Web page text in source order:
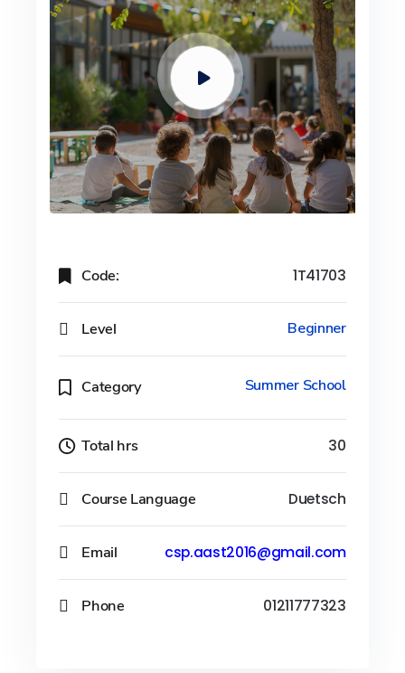
Code: 1T41703
Level Beginner
Category Summer School
Total hrs 30
Course Language Duetsch
Email csp.aast2016@gmail.com
Phone 01211777323